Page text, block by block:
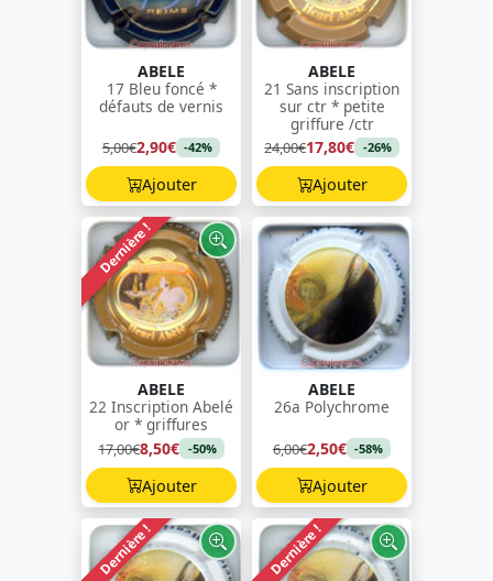
ABELE
17 Bleu foncé *
défauts de vernis
5,00€2,90€ -42%
Ajouter
ABELE
21 Sans inscription
sur ctr * petite
griffure /ctr
24,00€17,80€ -26%
Ajouter
Dernière !
ABELE
22 Inscription Abelé
or * griffures
17,00€8,50€ -50%
Ajouter
ABELE
26a Polychrome
6,00€2,50€ -58%
Ajouter
Dernière ! Dernière !